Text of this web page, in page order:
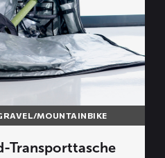
MOUNTAINBIKE
Transporttasche